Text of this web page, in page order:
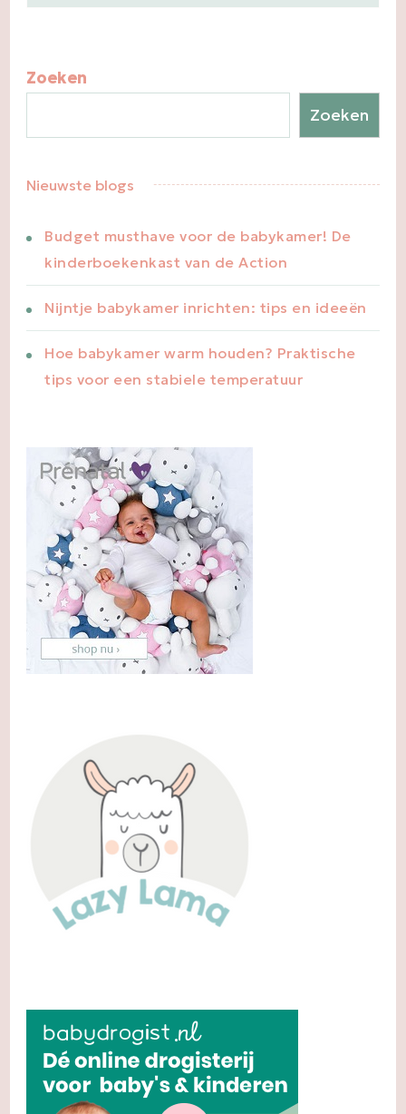
Zoeken
Zoeken
Nieuwste blogs
Budget musthave voor de babykamer! De
kinderboekenkast van de Action
Nijntje babykamer inrichten: tips en ideeën
Hoe babykamer warm houden? Praktische
tips voor een stabiele temperatuur